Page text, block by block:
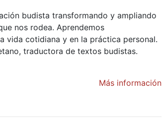
budista transformando y ampliando
nos rodea. Aprendemos
vida cotidiana y en la práctica personal.
traductora de textos budistas.
Más información